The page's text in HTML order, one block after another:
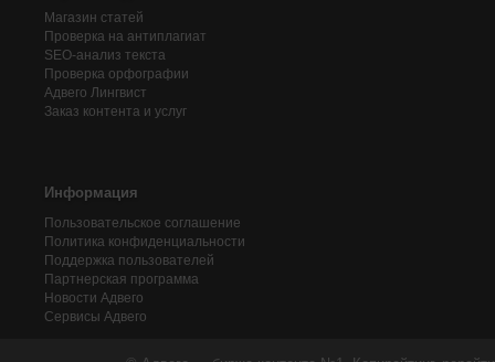
Магазин статей
Проверка на антиплагиат
SEO-анализ текста
Проверка орфографии
Адвего Лингвист
Заказ контента и услуг
Информация
Пользовательское соглашение
Политика конфиденциальности
Поддержка пользователей
Партнерская программа
Новости Адвего
Сервисы Адвего